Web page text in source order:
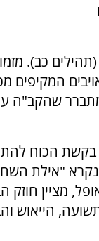
כב).
המקיפים
שהקב"ה
בקשת הכוח
"אילת
מציין חוזק
הייאוש